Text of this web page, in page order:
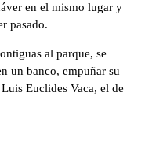
en el mismo lugar y
pasado.
al parque, se
un banco, empuñar su
Euclides Vaca, el de